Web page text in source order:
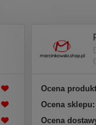
Ocena
Ocena sklepu:
Ocena